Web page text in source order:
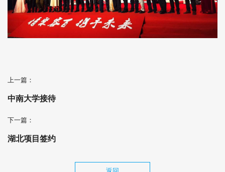
上一篇：
中南大学接待
下一篇：
湖北项目签约